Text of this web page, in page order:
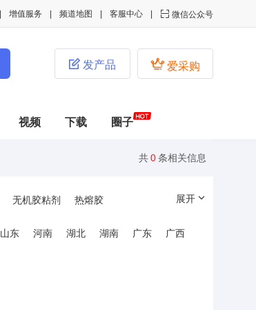
 微信公众号
客服中心
频道地图
增值服务
 爱采购
 发产品
视频 下载 圈子
共0条相关信息
无机胶粘剂
热熔胶
展开
山东 河南 湖北 湖南 广东
广西